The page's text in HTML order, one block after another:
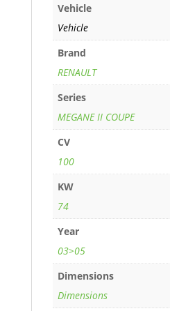
Vehicle
Vehicle
Brand
RENAULT
Series
MEGANE II COUPE
CV
100
KW
74
Year
03>05
Dimensions
Dimensions